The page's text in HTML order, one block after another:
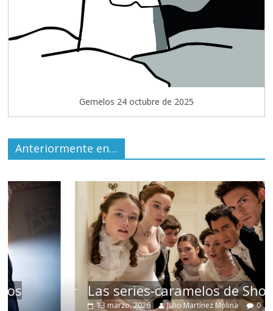
Gemelos 24 octubre de 2025
Anteriormente en…
Las series-caramelos de Shondaland
Julio Martínez Molina 0